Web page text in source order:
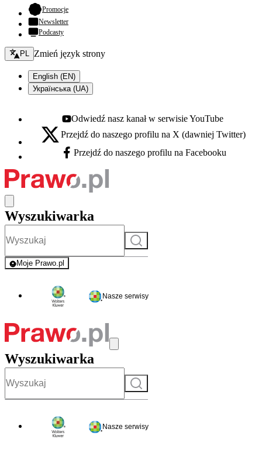
Promocje- otwiera się w nowej karcie
Newsletter
Podcasty
Zmień język - bieżący:
PL Zmień język strony
English (EN)
Українська (UA)
Youtube - otwiera się w nowej karcie
Odwiedź nasz kanał w serwisie YouTube
X - otwiera się w nowej karcie
Przejdź do naszego profilu na X (dawniej Twitter)
Facebook - otwiera się w nowej karcie
Przejdź do naszego profilu na Facebooku
Wyszukiwarka
Szukaj
Moje Prawo.pl
- rejestracja i logowanie do serwisu
Nasze serwisy
Wyszukiwarka
Szukaj
Nasze serwisy